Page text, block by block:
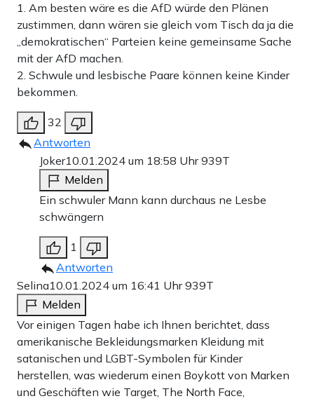
1. Am besten wäre es die AfD würde den Plänen
zustimmen, dann wären sie gleich vom Tisch da ja die
„demokratischen“ Parteien keine gemeinsame Sache
mit der AfD machen.
2. Schwule und lesbische Paare können keine Kinder
bekommen.
32
Antworten
Joker10.01.2024 um 18:58 Uhr939T
Melden
Ein schwuler Mann kann durchaus ne Lesbe
schwängern
1
Antworten
Selina10.01.2024 um 16:41 Uhr939T
Melden
Vor einigen Tagen habe ich Ihnen berichtet, dass
amerikanische Bekleidungsmarken Kleidung mit
satanischen und LGBT-Symbolen für Kinder
herstellen, was wiederum einen Boykott von Marken
und Geschäften wie Target, The North Face,